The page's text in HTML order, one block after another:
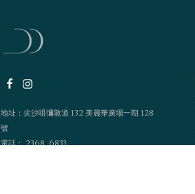
地址：尖沙咀彌敦道 132 美麗華廣場一期 128
號
電話： 2368 6833